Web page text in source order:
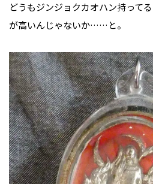
どうもジンジョクカオハン持って
が高いんじゃないか……と。